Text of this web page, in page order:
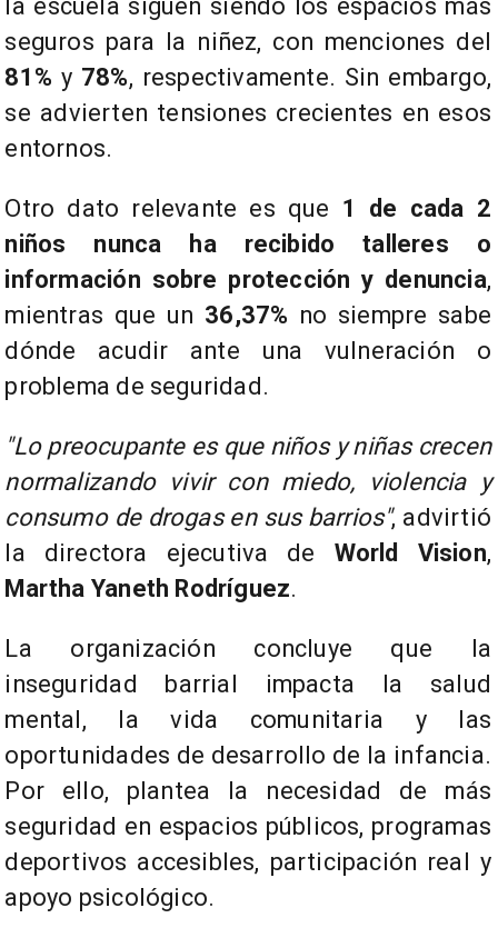
la escuela siguen siendo los espacios más
seguros para la niñez, con menciones del
81% y 78%, respectivamente. Sin embargo,
se advierten tensiones crecientes en esos
entornos.
Otro dato relevante es que 1 de cada 2
niños nunca ha recibido talleres o
información sobre protección y denuncia,
mientras que un 36,37% no siempre sabe
dónde acudir ante una vulneración o
problema de seguridad.
"Lo preocupante es que niños y niñas crecen
normalizando vivir con miedo, violencia y
consumo de drogas en sus barrios", advirtió
la directora ejecutiva de World Vision,
Martha Yaneth Rodríguez.
La organización concluye que la
inseguridad barrial impacta la salud
mental, la vida comunitaria y las
oportunidades de desarrollo de la infancia.
Por ello, plantea la necesidad de más
seguridad en espacios públicos, programas
deportivos accesibles, participación real y
apoyo psicológico.